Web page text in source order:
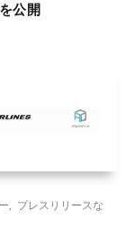
公開
プレスリリースな